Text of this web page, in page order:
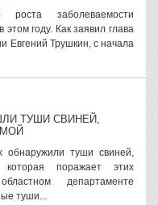
заболеваемости
году. Как заявил глава
Евгений Трушкин, с начала
ТУШИ СВИНЕЙ,
обнаружили туши свиней,
поражает этих
департаменте
туши...